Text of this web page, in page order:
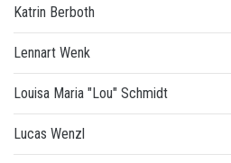
Katrin Berboth
Lennart Wenk
Louisa Maria "Lou" Schmidt
Lucas Wenzl